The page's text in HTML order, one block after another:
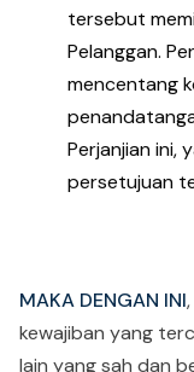
tersebut
Pelanggan.
mencentang
Perjanjian ini,
persetujuan
MAKA DENGAN INI
kewajiban yang
lain yang sah dan